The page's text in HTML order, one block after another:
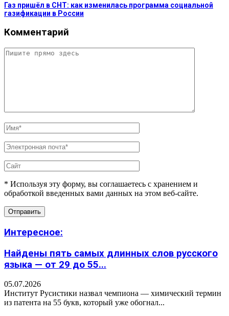
Газ пришёл в СНТ: как изменилась программа социальной
газификации в России
Комментарий
* Используя эту форму, вы соглашаетесь с хранением и
обработкой введенных вами данных на этом веб-сайте.
Интересное:
Найдены пять самых длинных слов русского
языка — от 29 до 55...
05.07.2026
Институт Русистики назвал чемпиона — химический термин
из патента на 55 букв, который уже обогнал...